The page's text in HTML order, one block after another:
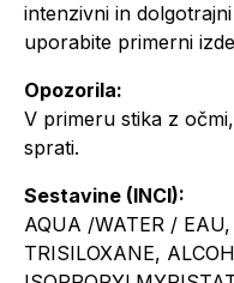
intenzivni in
uporabite primerni
Opozorila:
V primeru stika z
sprati.
Sestavine (INCI):
AQUA /WATER / EAU,
TRISILOXANE,